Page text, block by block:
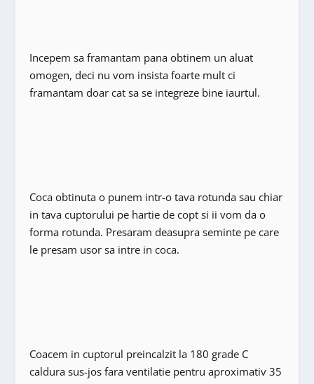
Incepem sa framantam pana obtinem un aluat
omogen, deci nu vom insista foarte mult ci
framantam doar cat sa se integreze bine iaurtul.
Coca obtinuta o punem intr-o tava rotunda sau chiar
in tava cuptorului pe hartie de copt si ii vom da o
forma rotunda. Presaram deasupra seminte pe care
le presam usor sa intre in coca.
Coacem in cuptorul preincalzit la 180 grade C
caldura sus-jos fara ventilatie pentru aproximativ 35